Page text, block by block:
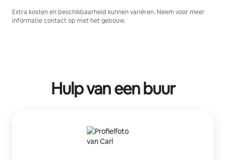
Extra kosten en beschikbaarheid kunnen variëren. Neem voor meer
informatie contact op met het gebouw.
Hulp van een buur